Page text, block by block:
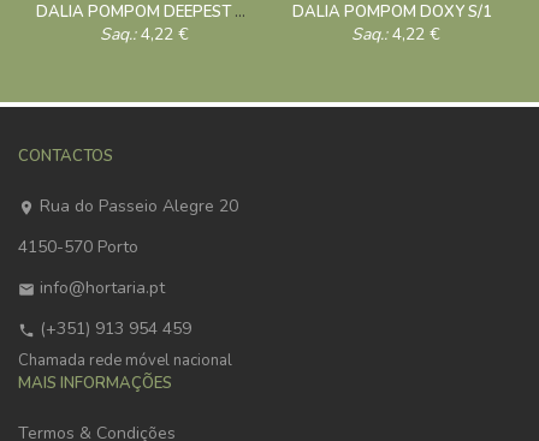
DALIA POMPOM DEEPEST YELLOW S/1
Saq.:4,22 €
DALIA POMPOM DOXY S/1
Saq.:4,22 €
CONTACTOS
Rua do Passeio Alegre 20
4150-570 Porto
info@hortaria.pt
(+351) 913 954 459
Chamada rede móvel nacional
MAIS INFORMAÇÕES
Termos & Condições